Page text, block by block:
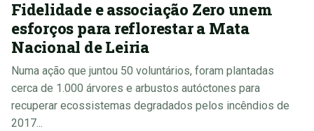
Fidelidade e associação Zero unem
esforços para reflorestar a Mata
Nacional de Leiria
Numa ação que juntou 50 voluntários, foram plantadas
cerca de 1.000 árvores e arbustos autóctones para
recuperar ecossistemas degradados pelos incêndios de
2017...